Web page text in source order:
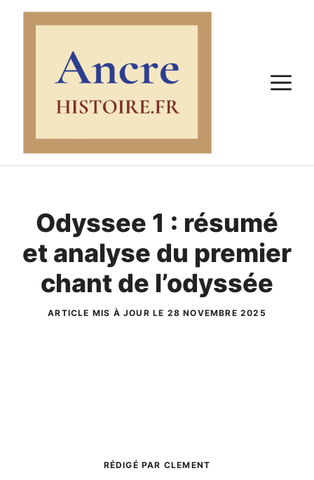
Aller
Odyssee 1 : résumé
et analyse du premier
chant de l’odyssée
ARTICLE MIS À JOUR LE 28 NOVEMBRE 2025
RÉDIGÉ PAR CLEMENT